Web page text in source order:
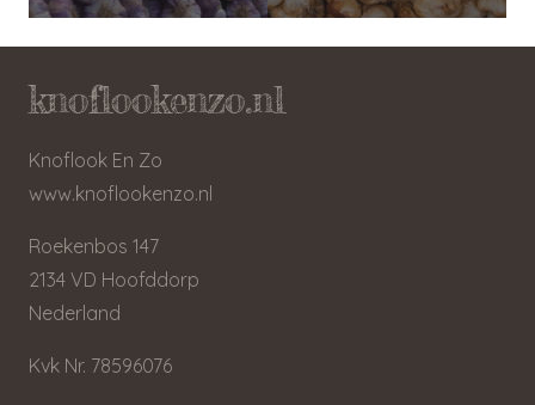
knoflookenzo.nl
Knoflook En Zo
www.knoflookenzo.nl
Roekenbos 147
2134 VD Hoofddorp
Nederland
Kvk Nr. 78596076